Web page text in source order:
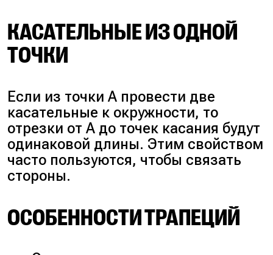
КАСАТЕЛЬНЫЕ ИЗ ОДНОЙ
ТОЧКИ
Если из точки А провести две
касательные к окружности, то
отрезки от А до точек касания будут
одинаковой длины. Этим свойством
часто пользуются, чтобы связать
стороны.
ОСОБЕННОСТИ ТРАПЕЦИЙ